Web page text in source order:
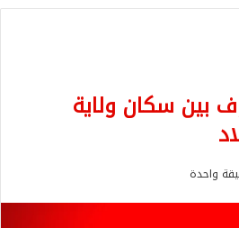
بين سكان ولاية
واحدة